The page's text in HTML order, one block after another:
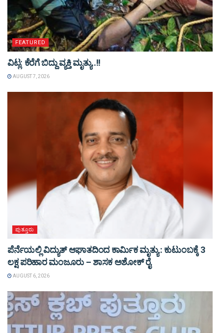
FEATURED
ವಿಟ್ಲ: ಕೆರೆಗೆ ಬಿದ್ದು ವ್ಯಕ್ತಿ ಮೃತ್ಯು..!!
AUGUST 7, 2026
ಪುತ್ತೂರು
ಪೆರ್ನೆಯಲ್ಲಿ ವಿದ್ಯುತ್ ಆಘಾತದಿಂದ ಕಾರ್ಮಿಕ ಮೃತ್ಯು : ಕುಟುಂಬಕ್ಕೆ 3
ಲಕ್ಷ ಪರಿಹಾರ ಮಂಜೂರು – ಶಾಸಕ ಅಶೋಕ್ ರೈ
AUGUST 6, 2026